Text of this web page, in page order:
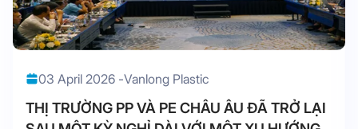
03 April 2026 -Vanlong Plastic
THỊ TRƯỜNG PP VÀ PE CHÂU ÂU ĐÃ TRỞ LẠI